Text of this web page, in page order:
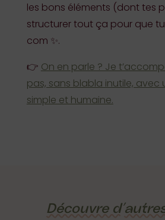
les bons éléments (dont tes
structurer tout ça pour que
com ✨.
👉 On en parle ? Je
pas, sans blabla inutile, avec
simple et humaine.
Découvre d’